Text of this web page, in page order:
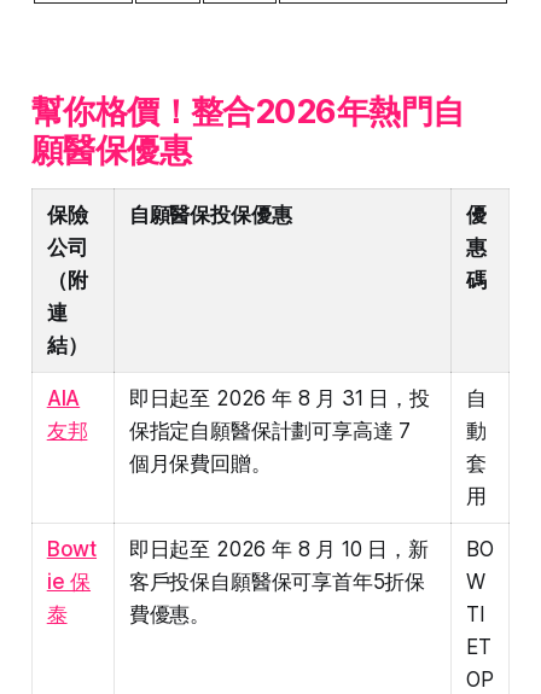
幫你格價！整合2026年熱門自
願醫保優惠
保險
公司
（附
連
結）
自願醫保投保優惠
優
惠
碼
AIA
友邦
即日起至 2026 年 8 月 31 日，投
保指定自願醫保計劃可享高達 7
個月保費回贈。
自
動
套
用
Bowt
ie 保
泰
即日起至 2026 年 8 月 10 日，新
客戶投保自願醫保可享首年5折保
費優惠。
BO
W
TI
ET
OP